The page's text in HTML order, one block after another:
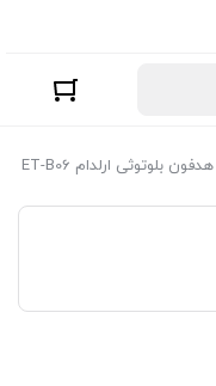
هدفون بلوتوثی ارلدام ET-B06